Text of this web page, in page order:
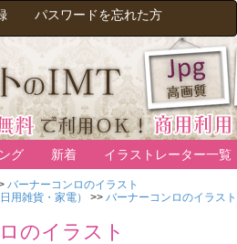
パスワードを忘れた方
グ 新着 イラストレーター一覧
バーナーコンロのイラスト
用雑貨・家電） >> バーナーコンロのイラスト
のイラスト